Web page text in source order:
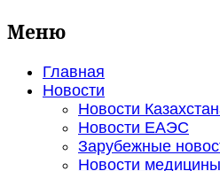
Меню
Главная
Новости
Новости
Новости ЕАЭС
Зарубежные
Новости медицины